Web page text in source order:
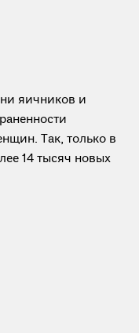
яичников и
Так, только в